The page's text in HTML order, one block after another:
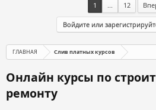
1 ... 12
Войдите или
ГЛАВНАЯ Слив платных курсов
Онлайн курсы по
ремонту